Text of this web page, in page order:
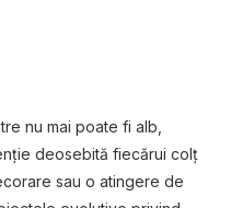
nu mai poate fi alb,
deosebită fiecărui colț
sau o atingere de